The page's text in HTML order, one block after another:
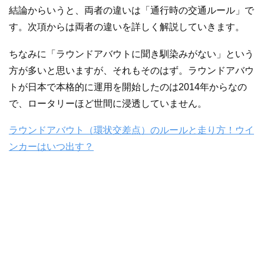
結論からいうと、両者の違いは「通行時の交通ルール」で
す。次項からは両者の違いを詳しく解説していきます。
ちなみに「ラウンドアバウトに聞き馴染みがない」という
方が多いと思いますが、それもそのはず。ラウンドアバウ
トが日本で本格的に運用を開始したのは2014年からなの
で、ロータリーほど世間に浸透していません。
ラウンドアバウト（環状交差点）のルールと走り方！ウイ
ンカーはいつ出す？